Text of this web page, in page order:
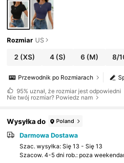
Rozmiar US
2 (XS) 4(S) 6(M) 8/
Przewodnik po Rozmiarach
95% uznał, że rozmiar jest odpowiedni
Nie twój rozmiar? Powiedz nam
Wysyłka do Poland
Darmowa Dostawa
Szac. wysyłka: Się 13 - Się 13
Szacow. 4-5 dni rob.: poza